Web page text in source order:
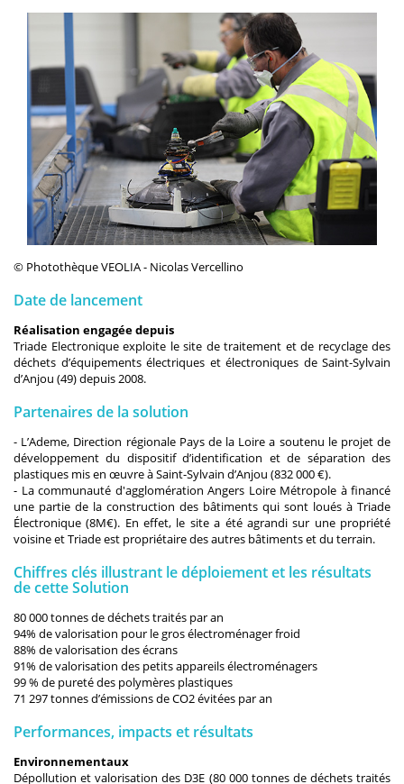
© Photothèque VEOLIA - Nicolas Vercellino
Date de lancement
Réalisation engagée depuis
Triade Electronique exploite le site de traitement et de recyclage des
déchets d’équipements électriques et électroniques de Saint-Sylvain
d’Anjou (49) depuis 2008.
Partenaires de la solution
- L’Ademe, Direction régionale Pays de la Loire a soutenu le projet de
développement du dispositif d’identification et de séparation des
plastiques mis en œuvre à Saint-Sylvain d’Anjou (832 000 €).
- La communauté d'agglomération Angers Loire Métropole à financé
une partie de la construction des bâtiments qui sont loués à Triade
Électronique (8M€). En effet, le site a été agrandi sur une propriété
voisine et Triade est propriétaire des autres bâtiments et du terrain.
Chiffres clés illustrant le déploiement et les résultats
de cette Solution
80 000 tonnes de déchets traités par an
94% de valorisation pour le gros électroménager froid
88% de valorisation des écrans
91% de valorisation des petits appareils électroménagers
99 % de pureté des polymères plastiques
71 297 tonnes d’émissions de CO2 évitées par an
Performances, impacts et résultats
Environnementaux
Dépollution et valorisation des D3E (80 000 tonnes de déchets traités